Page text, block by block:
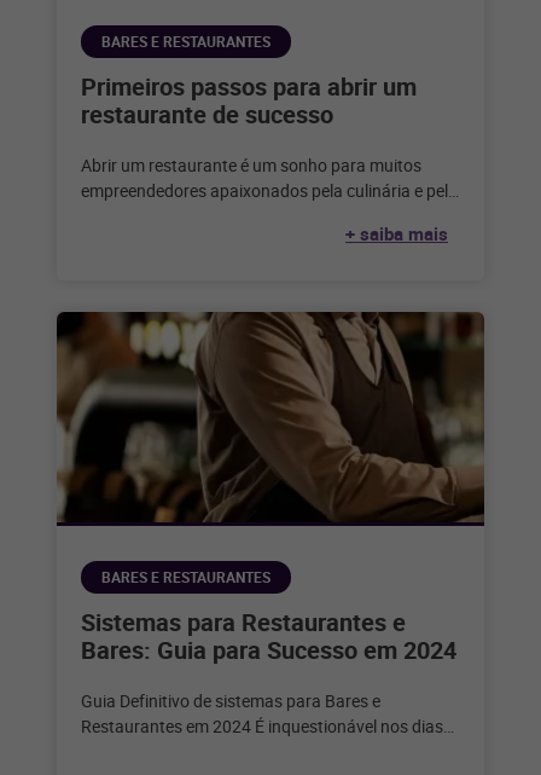
BARES E RESTAURANTES
Primeiros passos para abrir um
restaurante de sucesso
Abrir um restaurante é um sonho para muitos
empreendedores apaixonados pela culinária e pelo
+ saiba mais
BARES E RESTAURANTES
Sistemas para Restaurantes e
Bares: Guia para Sucesso em 2024
Guia Definitivo de sistemas para Bares e
Restaurantes em 2024 É inquestionável nos dias